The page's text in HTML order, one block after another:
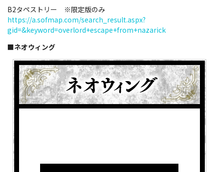
B2タペストリー ※限定版のみ
https://a.sofmap.com/search_result.aspx?
gid=&keyword=overlord+escape+from+nazarick
■ネオウィング